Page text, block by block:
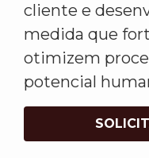
cliente e
medida que
otimizem
potencial